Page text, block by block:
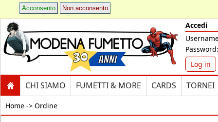
Acconsento Non acconsento
Accedi
Password:
Log in
CHI SIAMO FUMETTI & MORE CARDS TORNEI
Home -> Ordine